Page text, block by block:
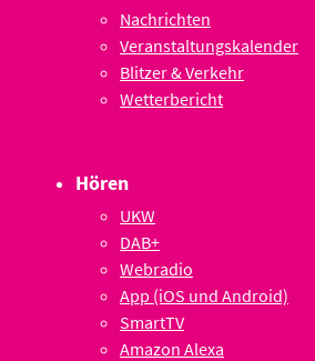
Nachrichten
Veranstaltungskalender
Blitzer & Verkehr
Wetterbericht
Hören
UKW
DAB+
Webradio
App (iOS und Android)
SmartTV
Amazon Alexa